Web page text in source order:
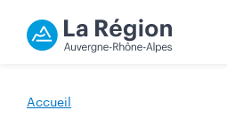
Accueil